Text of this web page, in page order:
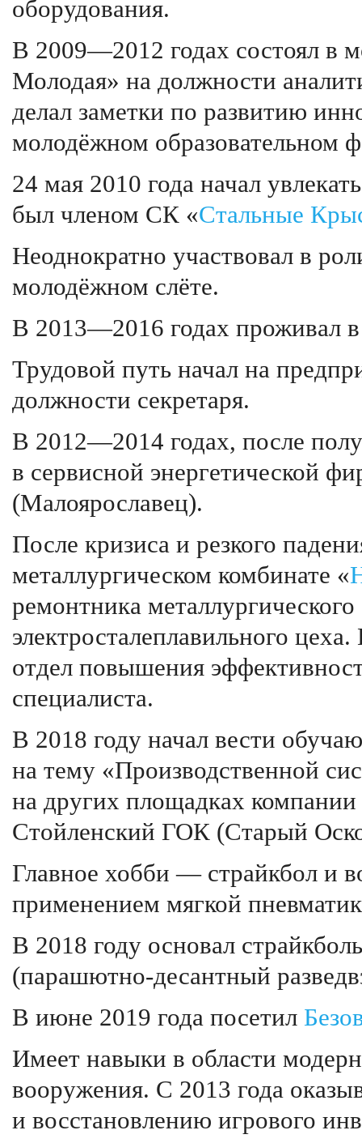
оборудования.
В 2009—2012 годах состоял в
Молодая» на должности
делал заметки по развитию
молодёжном образовательном
24 мая 2010 года начал
был членом СК «Стальные
Неоднократно участвовал в
молодёжном слёте.
В 2013—2016 годах проживал
Трудовой путь начал на
должности секретаря.
В 2012—2014 годах, после
в сервисной энергетической
(Малоярославец).
После кризиса и резкого
металлургическом комбинате «
ремонтника
электросталеплавильного
отдел повышения
специалиста.
В 2018 году начал вести
на тему «Производственной
на других площадках
Стойленский ГОК (Старый
Главное хобби — страйкбол и
применением мягкой
В 2018 году основал
(парашютно-десантный
В июне 2019 года посетил
Имеет навыки в области
вооружения. С 2013 года
и восстановлению игрового